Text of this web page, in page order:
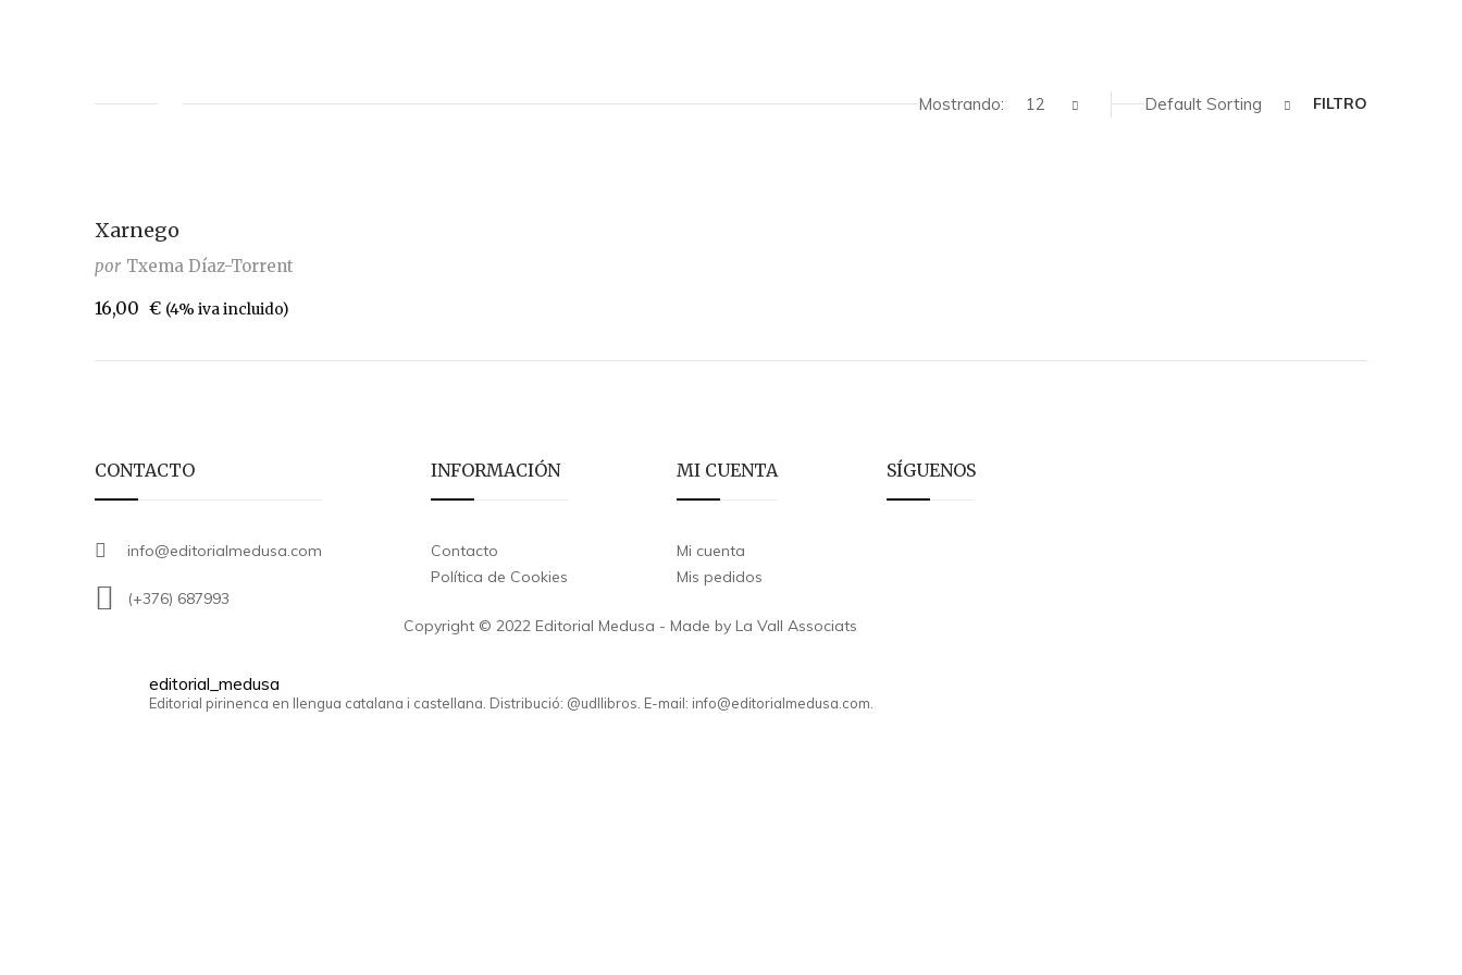
FILTRO
Default Sorting
Mostrando: 12
Xarnego
por Txema Díaz-Torrent
16,00 € (4% iva incluido)
CONTACTO
info@editorialmedusa.com
(+376) 687993
INFORMACIÓN
Contacto
Política de Cookies
MI CUENTA
Mi cuenta
Mis pedidos
SÍGUENOS
Copyright © 2022 Editorial Medusa - Made by La Vall Associats
editorial_medusa
Editorial pirinenca en llengua catalana i castellana. Distribució: @udllibros. E-mail: info@editorialmedusa.com.